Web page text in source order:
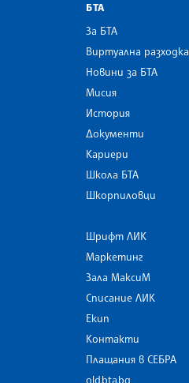
БТА
За БТА
Виртуална разходка
Новини за БТА
Мисия
История
Документи
Кариери
Школа БТА
Шкорпиловци
Шрифт ЛИК
Маркетинг
Зала МаксиМ
Списание ЛИК
Екип
Контакти
Плащания в СЕБРА
old.bta.bg